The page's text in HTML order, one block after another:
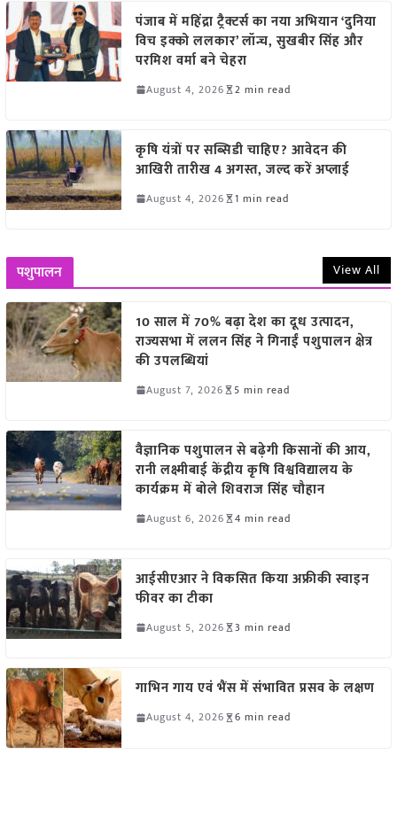
पंजाब में महिंद्रा ट्रैक्टर्स का नया अभियान ‘दुनिया
विच इक्को ललकार’ लॉन्च, सुखबीर सिंह और
परमिश वर्मा बने चेहरा
August 4, 2026 2 min read
कृषि यंत्रों पर सब्सिडी चाहिए? आवेदन की
आखिरी तारीख 4 अगस्त, जल्द करें अप्लाई
August 4, 2026 1 min read
पशुपालन View All
10 साल में 70% बढ़ा देश का दूध उत्पादन,
राज्यसभा में ललन सिंह ने गिनाईं पशुपालन क्षेत्र
की उपलब्धियां
August 7, 2026 5 min read
वैज्ञानिक पशुपालन से बढ़ेगी किसानों की आय,
रानी लक्ष्मीबाई केंद्रीय कृषि विश्वविद्यालय के
कार्यक्रम में बोले शिवराज सिंह चौहान
August 6, 2026 4 min read
आईसीएआर ने विकसित किया अफ्रीकी स्वाइन
फीवर का टीका
August 5, 2026 3 min read
गाभिन गाय एवं भैंस में संभावित प्रसव के लक्षण
August 4, 2026 6 min read